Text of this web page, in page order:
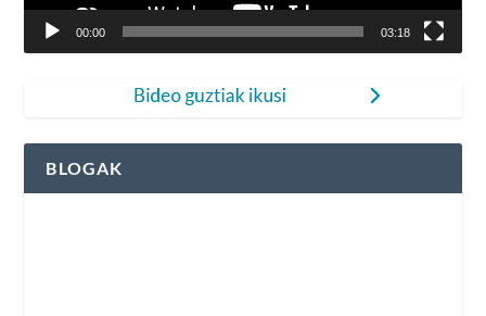
00:00 03:18
BLOGAK